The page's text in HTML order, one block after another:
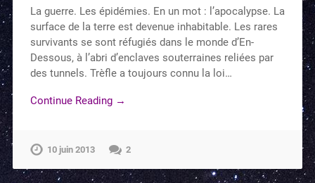
La guerre. Les épidémies. En un mot : l’apocalypse. La
surface de la terre est devenue inhabitable. Les rares
survivants se sont réfugiés dans le monde d’En-
Dessous, à l’abri d’enclaves souterraines reliées par
des tunnels. Trèfle a toujours connu la loi…
Continue Reading →
10 juin 2013 2